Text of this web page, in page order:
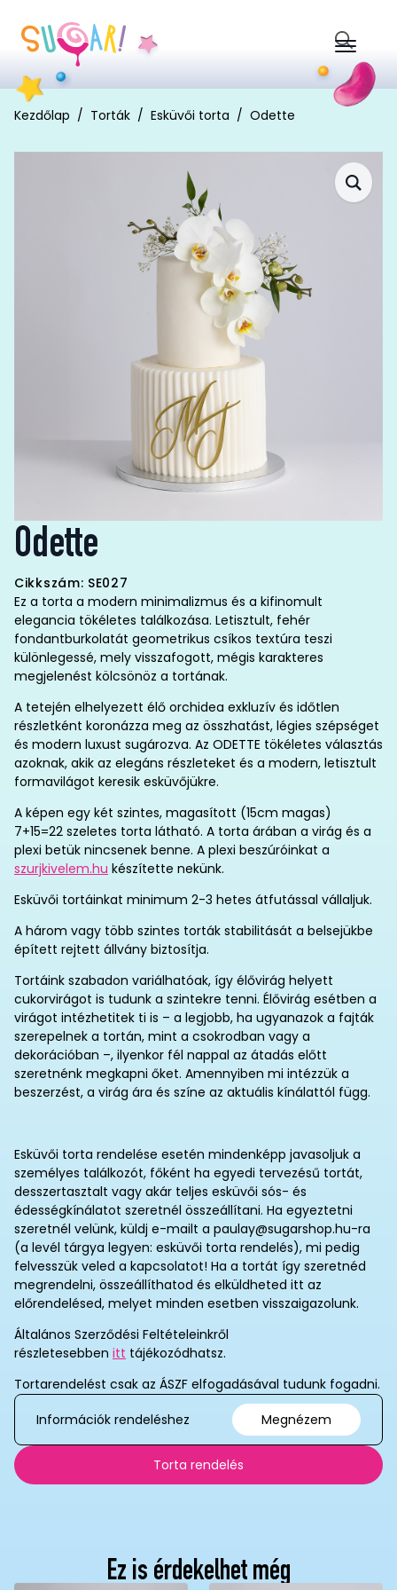
Search
for:
Kezdőlap Torták Esküvői torta Odette
Odette
Cikkszám: SE027
Ez a torta a modern minimalizmus és a kifinomult
elegancia tökéletes találkozása. Letisztult, fehér
fondantburkolatát geometrikus csíkos textúra teszi
különlegessé, mely visszafogott, mégis karakteres
megjelenést kölcsönöz a tortának.
A tetején elhelyezett élő orchidea exkluzív és időtlen
részletként koronázza meg az összhatást, légies szépséget
és modern luxust sugározva. Az ODETTE tökéletes választás
azoknak, akik az elegáns részleteket és a modern, letisztult
formavilágot keresik esküvőjükre.
A képen egy két szintes, magasított (15cm magas)
7+15=22 szeletes torta látható. A torta árában a virág és a
plexi betük nincsenek benne. A plexi beszúróinkat a
szurjkivelem.hu készítette nekünk.
Esküvői tortáinkat minimum 2-3 hetes átfutással vállaljuk.
A három vagy több szintes torták stabilitását a belsejükbe
épített rejtett állvány biztosítja.
Tortáink szabadon variálhatóak, így élővirág helyett
cukorvirágot is tudunk a szintekre tenni. Élővirág esétben a
virágot intézhetitek ti is – a legjobb, ha ugyanazok a fajták
szerepelnek a tortán, mint a csokrodban vagy a
dekorációban –, ilyenkor fél nappal az átadás előtt
szeretnénk megkapni őket. Amennyiben mi intézzük a
beszerzést, a virág ára és színe az aktuális kínálattól függ.
Esküvői torta rendelése esetén mindenképp javasoljuk a
személyes találkozót, főként ha egyedi tervezésű tortát,
desszertasztalt vagy akár teljes esküvői sós- és
édességkínálatot szeretnél összeállítani. Ha egyeztetni
szeretnél velünk, küldj e-mailt a paulay@sugarshop.hu-ra
(a levél tárgya legyen: esküvői torta rendelés), mi pedig
felvesszük veled a kapcsolatot! Ha a tortát így szeretnéd
megrendelni, összeállíthatod és elküldheted itt az
előrendelésed, melyet minden esetben visszaigazolunk.
Általános Szerződési Feltételeinkről
részletesebben itt tájékozódhatsz.
Tortarendelést csak az ÁSZF elfogadásával tudunk fogadni.
Információk rendeléshez
Megnézem
Torta rendelés
Ez is érdekelhet még